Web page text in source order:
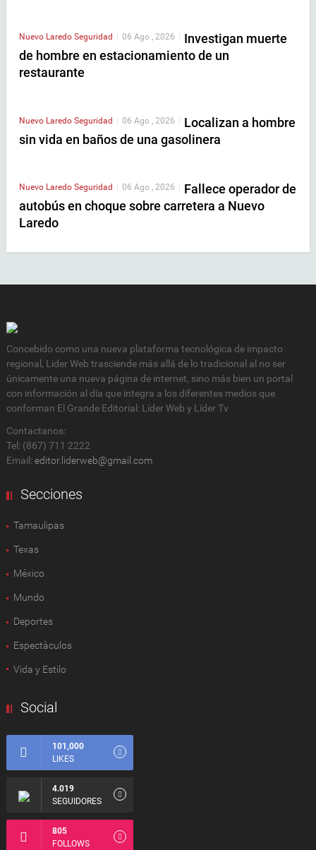
Nuevo Laredo Seguridad 06 Ago , 2026
Investigan muerte
de hombre en estacionamiento de un
restaurante
Nuevo Laredo Seguridad | 06 Ago , 2026 | Localizan a hombre
sin vida en baños de una gasolinera
Nuevo Laredo Seguridad 06 Ago , 2026
Fallece operador de
autobús en choque sobre carretera a Nuevo
Laredo
Concebido como una nueva plataforma tecnológica de impacto
regional, Lider Web trasciende más allá de lo tradicional al no ser
únicamente una nueva página de internet, sino más bien un portal
con información al día que integra a los diferentes medios que
conforman El Grande Editorial: Líder Web y Líder Tv
Contactanos:
Tel: (867) 711 2222
Email: editor.liderweb@gmail.com
Secciones
Tamaulipas
Texas
México
Mundo
Deportes
Espectàculos
Vida y Estilo
Social
101,000
LIKES
4.019
SEGUIDORES
805
FOLLOWS